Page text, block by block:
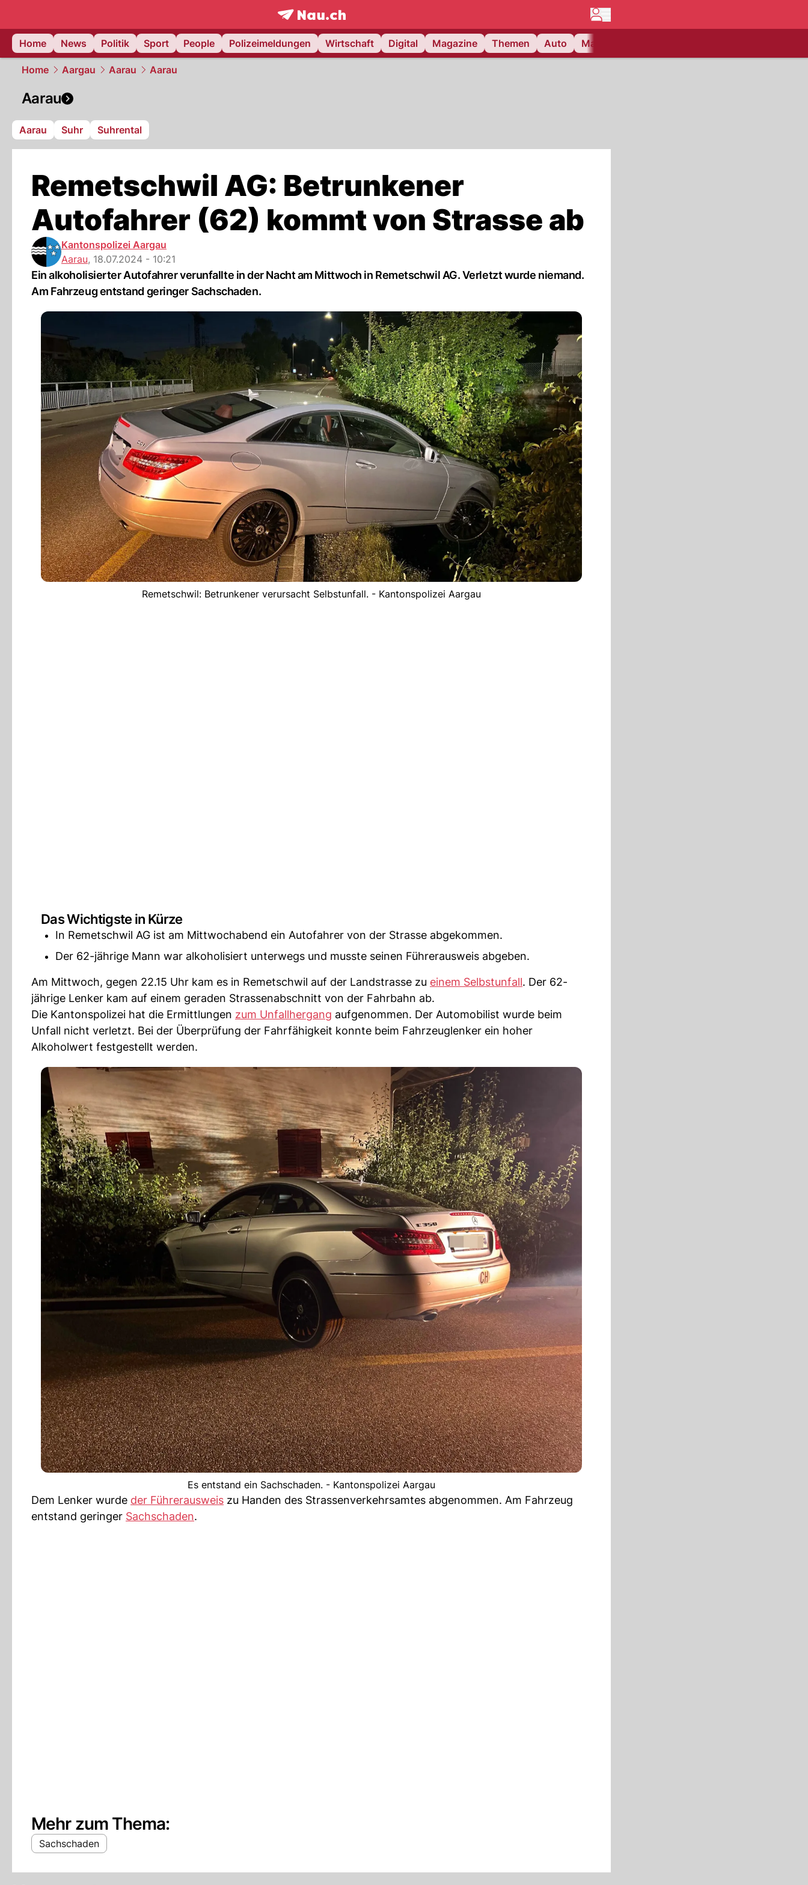
frontpage.NAU.ch
Home
News Politik Sport People Polizeimeldungen Wirtschaft Digital Magazine Themen Auto Matchcenter
Home Aargau Aarau Aarau
Aarau
Aarau Suhr Suhrental
Remetschwil AG: Betrunkener
Autofahrer (62) kommt von Strasse ab
Kantonspolizei Aargau
Aarau, 18.07.2024 - 10:21
Ein alkoholisierter Autofahrer verunfallte in der Nacht am Mittwoch in Remetschwil AG. Verletzt wurde niemand.
Am Fahrzeug entstand geringer Sachschaden.
Remetschwil: Betrunkener verursacht Selbstunfall. - Kantonspolizei Aargau
Das Wichtigste in Kürze
In Remetschwil AG ist am Mittwochabend ein Autofahrer von der Strasse abgekommen.
Der 62-jährige Mann war alkoholisiert unterwegs und musste seinen Führerausweis abgeben.
Am Mittwoch, gegen 22.15 Uhr kam es in Remetschwil auf der Landstrasse zu einem Selbstunfall. Der 62-
jährige Lenker kam auf einem geraden Strassenabschnitt von der Fahrbahn ab.
Die Kantonspolizei hat die Ermittlungen zum Unfallhergang aufgenommen. Der Automobilist wurde beim
Unfall nicht verletzt. Bei der Überprüfung der Fahrfähigkeit konnte beim Fahrzeuglenker ein hoher
Alkoholwert festgestellt werden.
Es entstand ein Sachschaden. - Kantonspolizei Aargau
Dem Lenker wurde der Führerausweis zu Handen des Strassenverkehrsamtes abgenommen. Am Fahrzeug
entstand geringer Sachschaden.
Mehr zum Thema:
Sachschaden